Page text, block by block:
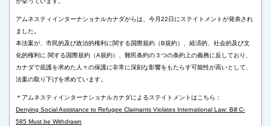
アムネスティインターナショナルカナダからは、今月22日にステイトメントが発表され
ました。
本法案が、市民的及び政治的権利に関する国際規約（B規約）、経済的、社会的及び文
化的権利に 関する国際規約（A規約）、難民条約の３つの条約上の義務に反しており、
カナダで庇護を求めた人々の保護に非常に深刻な影響をもたらす可能性が高いとして、
法案の取り下げを求めています。
＊アムネスティインターナショナルカナダによるステイトメントはこちら：
Denying Social Assistance to Refugee Claimants Violates International Law: Bill C-
585 Must be Withdrawn